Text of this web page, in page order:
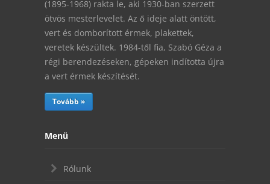
(1895-1968) rakta le, aki 1930-ban szerzett
ötvös mesterlevelet. Az ő ideje alatt öntött,
vert és domborított érmek, plakettek,
veretek készültek. 1984-től fia, Szabó Géza a
régi berendezéseken, gépeken indította újra
a vert érmek készítését.
Tovább »
Menü
Rólunk